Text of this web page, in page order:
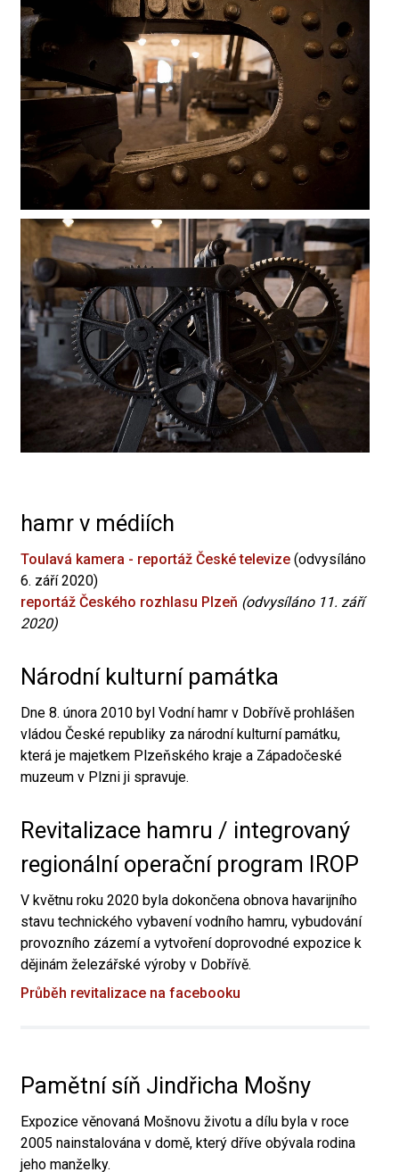
hamr v médiích
Toulavá kamera - reportáž České televize (odvysíláno
6. září 2020)
reportáž Českého rozhlasu Plzeň (odvysíláno 11. září
2020)
Národní kulturní památka
Dne 8. února 2010 byl Vodní hamr v Dobřívě prohlášen
vládou České republiky za národní kulturní památku,
která je majetkem Plzeňského kraje a Západočeské
muzeum v Plzni ji spravuje.
Revitalizace hamru / integrovaný
regionální operační program IROP
V květnu roku 2020 byla dokončena obnova havarijního
stavu technického vybavení vodního hamru, vybudování
provozního zázemí a vytvoření doprovodné expozice k
dějinám železářské výroby v Dobřívě.
Průběh revitalizace na facebooku
Pamětní síň Jindřicha Mošny
Expozice věnovaná Mošnovu životu a dílu byla v roce
2005 nainstalována v domě, který dříve obývala rodina
jeho manželky.